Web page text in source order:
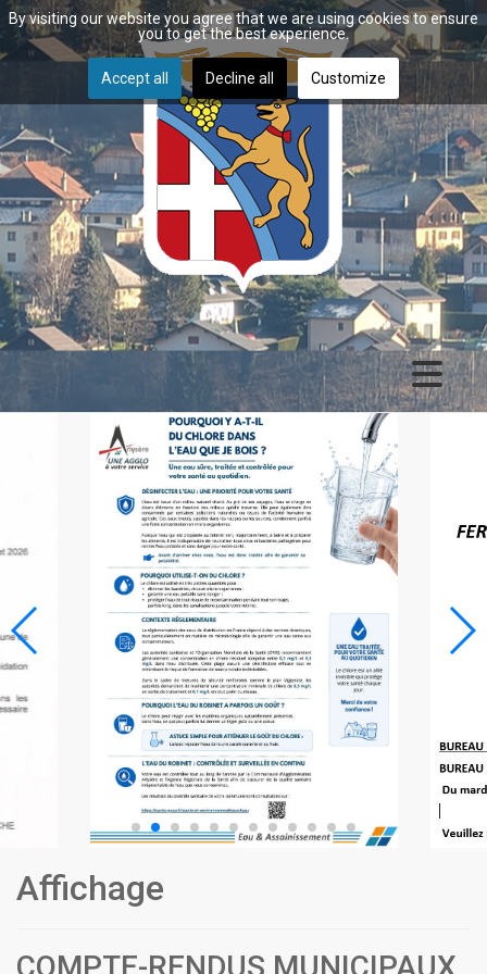
Affichage
By visiting our website you agree that we are using cookies to ensure
you to get the best experience.
Accept all Decline all Customize